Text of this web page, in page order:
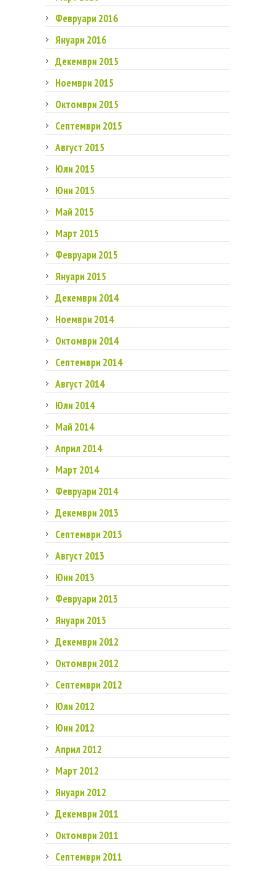
Февруари 2016
Януари 2016
Декември 2015
Ноември 2015
Октомври 2015
Септември 2015
Август 2015
Юли 2015
Юни 2015
Май 2015
Март 2015
Февруари 2015
Януари 2015
Декември 2014
Ноември 2014
Октомври 2014
Септември 2014
Август 2014
Юли 2014
Май 2014
Април 2014
Март 2014
Февруари 2014
Декември 2013
Септември 2013
Август 2013
Юни 2013
Февруари 2013
Януари 2013
Декември 2012
Октомври 2012
Септември 2012
Юли 2012
Юни 2012
Април 2012
Март 2012
Януари 2012
Декември 2011
Октомври 2011
Септември 2011